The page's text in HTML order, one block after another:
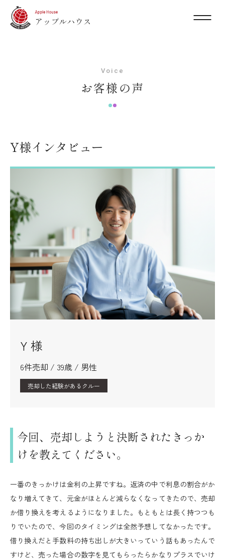
Voice
お客様の声
Y様インタビュー
Y 様
6件売却 / 39歳 / 男性
売却した経験があるクルー
今回、売却しようと決断されたきっか
けを教えてください。
一番のきっかけは金利の上昇ですね。返済の中で利息の割合がか
なり増えてきて、元金がほとんど減らなくなってきたので、売却
か借り換えを考えるようになりました。もともとは長く持つつも
りでいたので、今回のタイミングは全然予想してなかったです。
借り換えだと手数料の持ち出しが大きいっていう話もあったんで
すけど、売った場合の数字を見てもらったらかなりプラスでいけ